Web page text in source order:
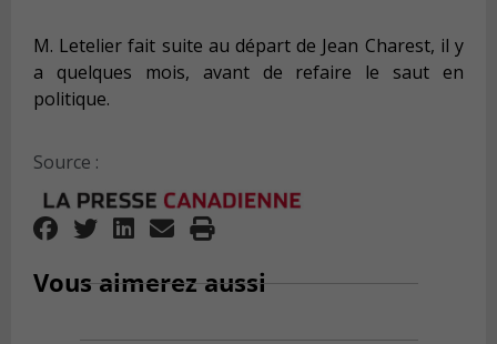
M. Letelier fait suite au départ de Jean Charest, il y
a quelques mois, avant de refaire le saut en
politique.
Source :
Vous aimerez aussi